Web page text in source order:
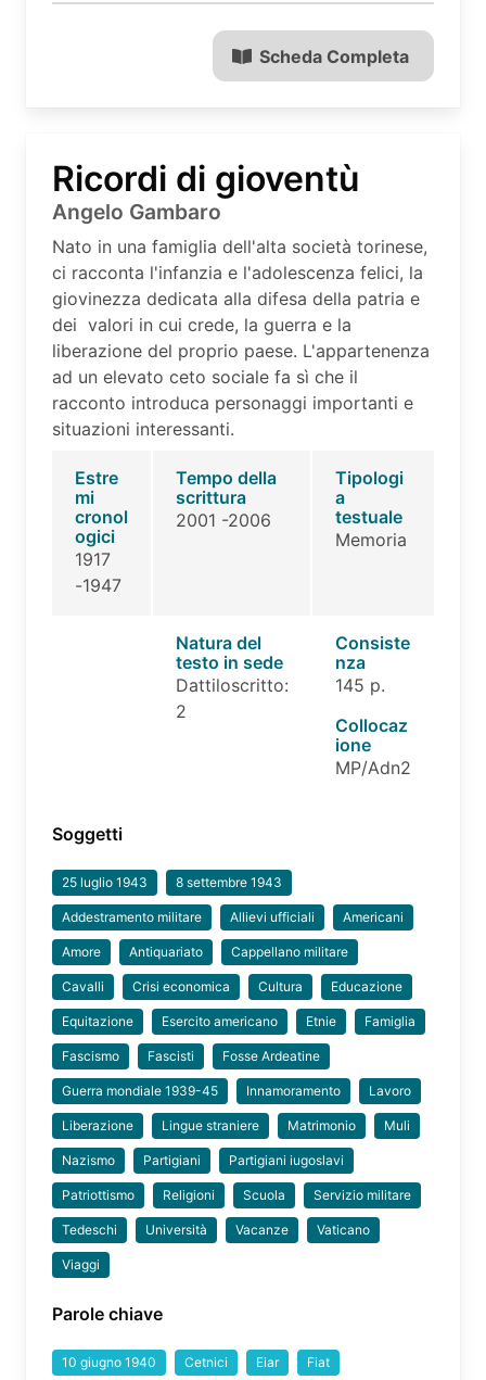
Scheda Completa
Ricordi di gioventù
Angelo Gambaro
Nato in una famiglia dell'alta società torinese,
ci racconta l'infanzia e l'adolescenza felici, la
giovinezza dedicata alla difesa della patria e
dei valori in cui crede, la guerra e la
liberazione del proprio paese. L'appartenenza
ad un elevato ceto sociale fa sì che il
racconto introduca personaggi importanti e
situazioni interessanti.
Estre
mi
cronol
ogici
1917
-1947
Tempo della
scrittura
2001 -2006
Tipologi
a
testuale
Memoria
Natura del
testo in sede
Dattiloscritto:
2
Consiste
nza
145 p.
Collocaz
ione
MP/Adn2
Soggetti
25 luglio 1943 8 settembre 1943
Addestramento militare Allievi ufficiali Americani
Amore Antiquariato Cappellano militare
Cavalli Crisi economica Cultura Educazione
Equitazione Esercito americano Etnie Famiglia
Fascismo Fascisti Fosse Ardeatine
Guerra mondiale 1939-45 Innamoramento Lavoro
Liberazione Lingue straniere Matrimonio Muli
Nazismo Partigiani Partigiani iugoslavi
Patriottismo Religioni Scuola Servizio militare
Tedeschi Università Vacanze Vaticano
Viaggi
Parole chiave
10 giugno 1940 Cetnici Eiar Fiat